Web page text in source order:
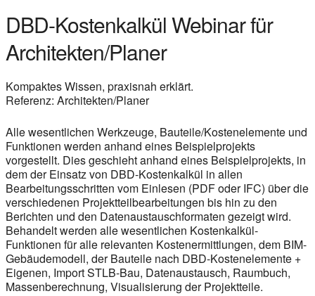
DBD-Kostenkalkül Webinar für
Architekten/Planer
Kompaktes Wissen, praxisnah erklärt.
Referenz: Architekten/Planer
Alle wesentlichen Werkzeuge, Bauteile/Kostenelemente und
Funktionen werden anhand eines Beispielprojekts
vorgestellt. Dies geschieht anhand eines Beispielprojekts, in
dem der Einsatz von DBD-Kostenkalkül in allen
Bearbeitungsschritten vom Einlesen (PDF oder IFC) über die
verschiedenen Projektteilbearbeitungen bis hin zu den
Berichten und den Datenaustauschformaten gezeigt wird.
Behandelt werden alle wesentlichen Kostenkalkül-
Funktionen für alle relevanten Kostenermittlungen, dem BIM-
Gebäudemodell, der Bauteile nach DBD-Kostenelemente +
Eigenen, Import STLB-Bau, Datenaustausch, Raumbuch,
Massenberechnung, Visualisierung der Projektteile.